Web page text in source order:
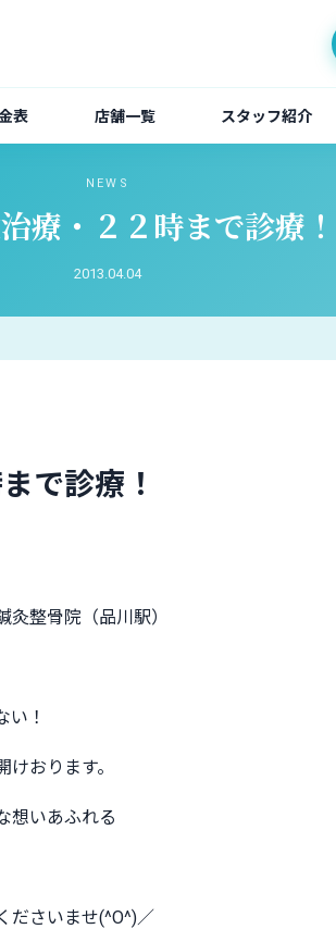
表 店舗一覧 スタッフ紹介
NEWS
療・２２時まで診療！
2013.04.04
で診療！
整骨院（品川駅）
い！
おります。
想いあふれる
ださいませ(^O^)／